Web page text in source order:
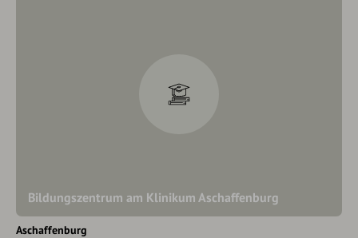
Bildungszentrum am Klinikum Aschaffenburg
Aschaffenburg